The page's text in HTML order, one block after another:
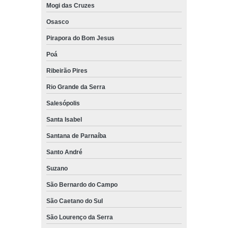
empilhadeiras skam epr os São Caetano do Sul
empilhadeira skam epr os Salesópolis
venda de empilhadeira eletrica skam ep Cotia
empilhadeira skam ep1200 Jundiaí
empilhadeiras skam epr 2000 Itaquaquecetuba
empilhadeira skam epp Jundiaí
empilhadeira skam usadas Itaquaquecetuba
manual empilhadeira skam Santo André
venda de empilhadeiras skam usadas Arujá
venda de empilhadeira trilateral skam Indaiatuba
empilhadeira eletrica skam Embu das Artes
empilhadeira eletrica skam ep Mairiporã
Mogi das Cruzes
Osasco
Pirapora do Bom Jesus
Poá
Ribeirão Pires
Rio Grande da Serra
Salesópolis
Santa Isabel
Santana de Parnaíba
Santo André
Suzano
São Bernardo do Campo
São Caetano do Sul
São Lourenço da Serra